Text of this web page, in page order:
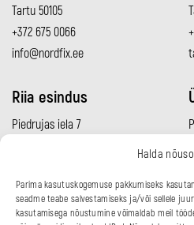
Halda
Parima kasutuskogemuse pakkumiseks
seadme teabe salvestamiseks ja/või sellele
kasutamisega nõustumine võimaldab meil
Tartu 50105
+372 675 0066
info@nordfix.ee
Riia esindus
Piedrujas iela 7
info@nordfix.lv